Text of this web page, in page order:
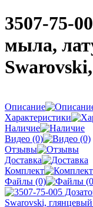
3507-75-
мыла,
Описание
Характеристики
Наличие
Видео (0)
Отзывы
Доставка
Комплект
Файлы (0)